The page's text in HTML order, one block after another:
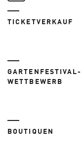
TICKETVERKAUF
GARTENFESTIVAL-
WETTBEWERB
BOUTIQUEN